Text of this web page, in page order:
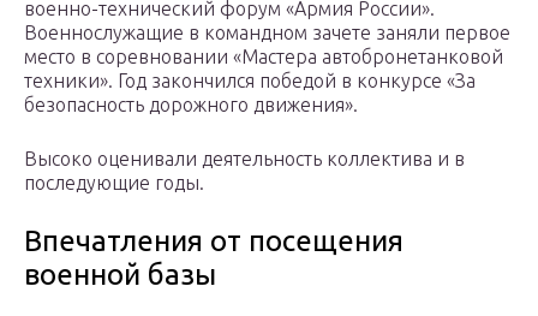
военно-технический форум «Армия России».
Военнослужащие в командном зачете заняли первое
место в соревновании «Мастера автобронетанковой
техники». Год закончился победой в конкурсе «За
безопасность дорожного движения».
Высоко оценивали деятельность коллектива и в
последующие годы.
Впечатления от посещения
военной базы